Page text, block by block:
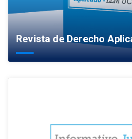
Revista de Derecho